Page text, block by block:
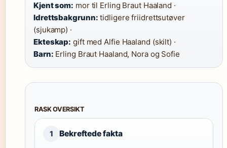
Kjent som: mor til Erling Braut Haaland ·
Idrettsbakgrunn: tidligere friidrettsutøver
(sjukamp) ·
Ekteskap: gift med Alfie Haaland (skilt) ·
Barn: Erling Braut Haaland, Nora og Sofie
RASK OVERSIKT
1 Bekreftede fakta